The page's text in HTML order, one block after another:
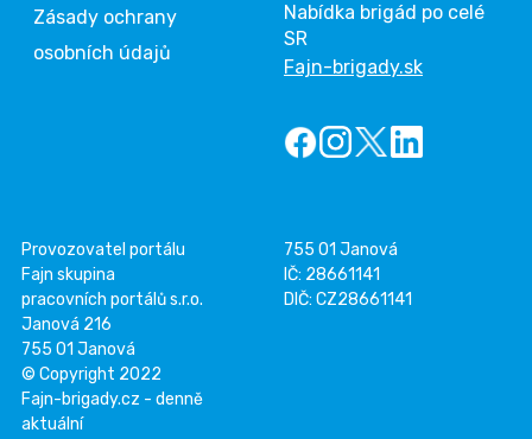
Zásady ochrany
osobních údajů
Nabídka brigád po celé
SR
Fajn-brigady.sk
Provozovatel portálu
Fajn skupina
pracovních portálů s.r.o.
Janová 216
755 01 Janová
755 01 Janová
IČ: 28661141
DIČ: CZ28661141
© Copyright 2022
Fajn-brigady.cz - denně
aktuální